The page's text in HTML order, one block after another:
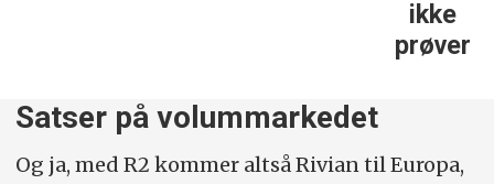
ikke
prøver
Satser på volummarkedet
Og ja, med R2 kommer altså Rivian til Europa,